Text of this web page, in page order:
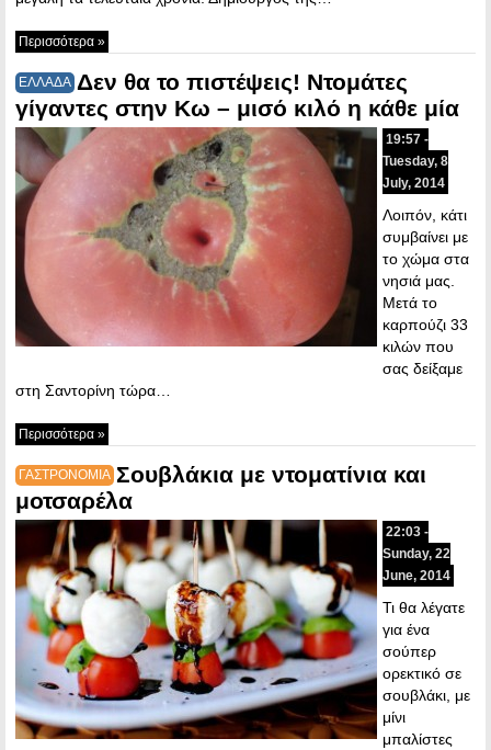
Περισσότερα »
ΕΛΛΑΔΑ Δεν θα το πιστέψεις! Ντομάτες
γίγαντες στην Κω – μισό κιλό η κάθε μία
19:57 -
Tuesday, 8
July, 2014
Λοιπόν, κάτι
συμβαίνει με
το χώμα στα
νησιά μας.
Μετά το
καρπούζι 33
κιλών που
σας δείξαμε
στη Σαντορίνη τώρα…
Περισσότερα »
ΓΑΣΤΡΟΝΟΜΙΑ Σουβλάκια με ντοματίνια και
μοτσαρέλα
22:03 -
Sunday, 22
June, 2014
Τι θα λέγατε
για ένα
σούπερ
ορεκτικό σε
σουβλάκι, με
μίνι
μπαλίστες